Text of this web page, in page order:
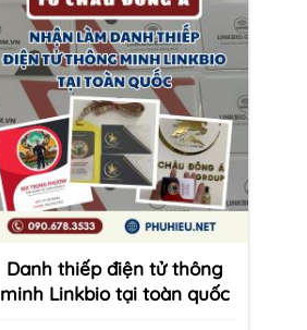
Danh thiếp điện tử thông
minh Linkbio tại toàn quốc